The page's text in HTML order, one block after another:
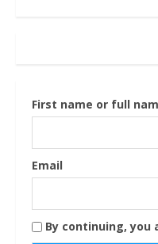
First name or full
Email
By continuing, you